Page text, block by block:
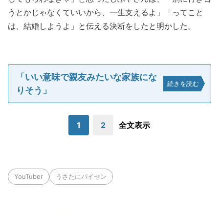
うとかじゃなくていいから、一生支えるよ」「ってこと
は、結婚しようよ」と伝える決断をしたと明かした。
「いい意味で親友みたいな家族にな
りそう」
続きを読む
1 2 全文表示
YouTuber うさたにパイセン